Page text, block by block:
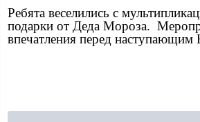
Ребята веселились с
подарки от Деда Мороза.
впечатления перед